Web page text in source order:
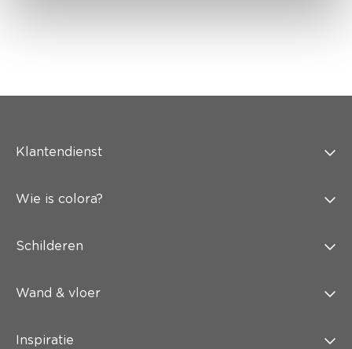
Klantendienst
Wie is colora?
Schilderen
Wand & vloer
Inspiratie